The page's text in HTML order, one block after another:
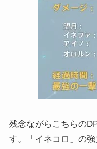
残念ながらこちらの
す。「イネコロ」の